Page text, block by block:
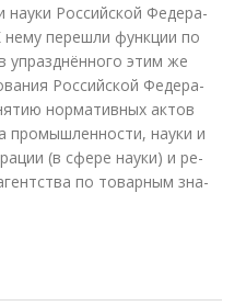
науки Рос­сий­ской Фе­де­ра­
пе­ре­шли функ­ции по
упразд­нён­но­го этим же
Рос­сий­ской Фе­де­ра­
нор­ма­тив­ных актов
про­мыш­лен­но­сти, науки и
(в сфере науки) и ре­
по то­вар­ным зна­